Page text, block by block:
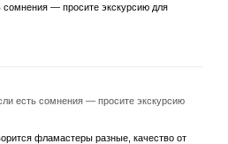
сомнения — просите экскурсию для
есть сомнения — просите экскурсию
фламастеры разные, качество от